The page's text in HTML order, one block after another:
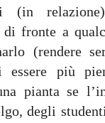
(in
fronte a
(rendere
essere più
pianta se
degli